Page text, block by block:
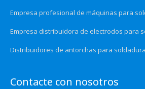
Empresa profesional de máquinas para
Empresa distribuidora de electrodos para
Distribuidores de antorchas para
Contacte con nosotros